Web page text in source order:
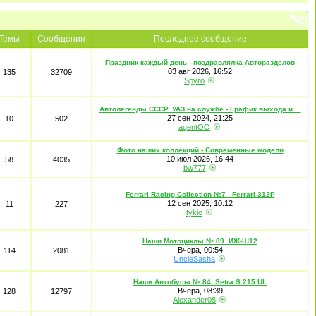
Сообщения Последнее сообщение
135 32709
Праздник каждый день - поздравлялка Авторазделов
03 авг 2026, 16:52
Spyro
10 502
Автолегенды CCCР. УАЗ на службе - График выхода и ...
27 сен 2024, 21:25
agentOO
58 4035
Фото наших коллекций - Современные модели
10 июл 2026, 16:44
bw777
11 227
Ferrari Racing Collection №7 - Ferrari 312P
12 сен 2025, 10:12
tykio
114 2081
Наши Мотоциклы № 89. ИЖ-Ш12
Вчера, 00:54
UncleSasha
128 12797
Наши Автобусы № 84. Setra S 215 UL
Вчера, 08:39
Alexander08